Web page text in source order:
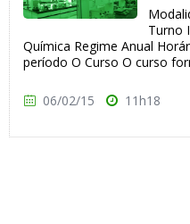
Turno
Química Regime Anual
período O Curso O curso
06/02/15 11h18